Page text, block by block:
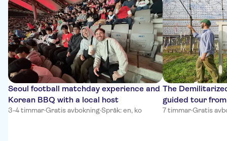
Seoul football matchday experience and
Korean BBQ with a local host
3-4 timmar·Gratis avbokning·Språk: en, ko
The
guided tour
7 timmar·Gratis